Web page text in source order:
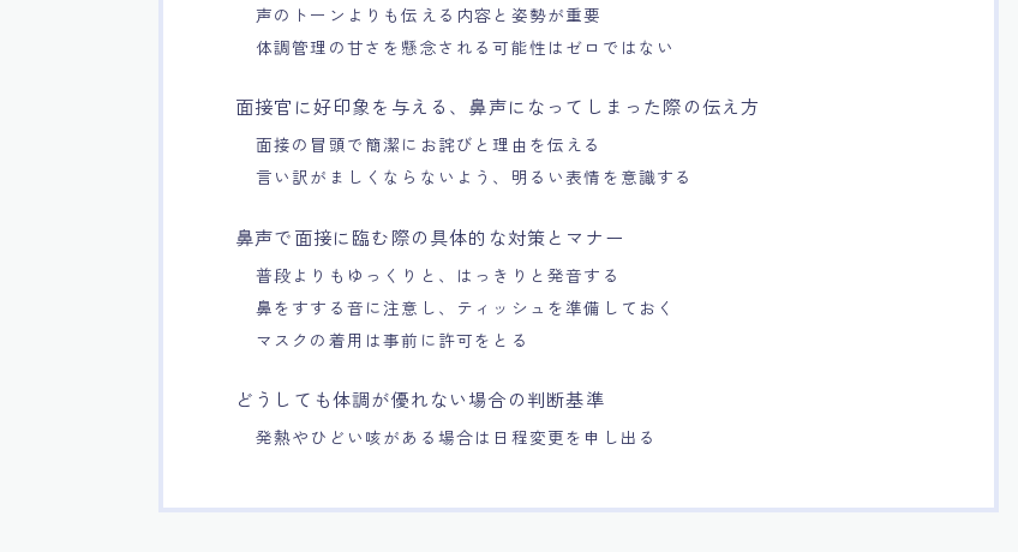
声のトーンよりも伝える内容と姿勢が重要
体調管理の甘さを懸念される可能性はゼロではない
面接官に好印象を与える、鼻声になってしまった際の伝え方
面接の冒頭で簡潔にお詫びと理由を伝える
言い訳がましくならないよう、明るい表情を意識する
鼻声で面接に臨む際の具体的な対策とマナー
普段よりもゆっくりと、はっきりと発音する
鼻をすする音に注意し、ティッシュを準備しておく
マスクの着用は事前に許可をとる
どうしても体調が優れない場合の判断基準
発熱やひどい咳がある場合は日程変更を申し出る